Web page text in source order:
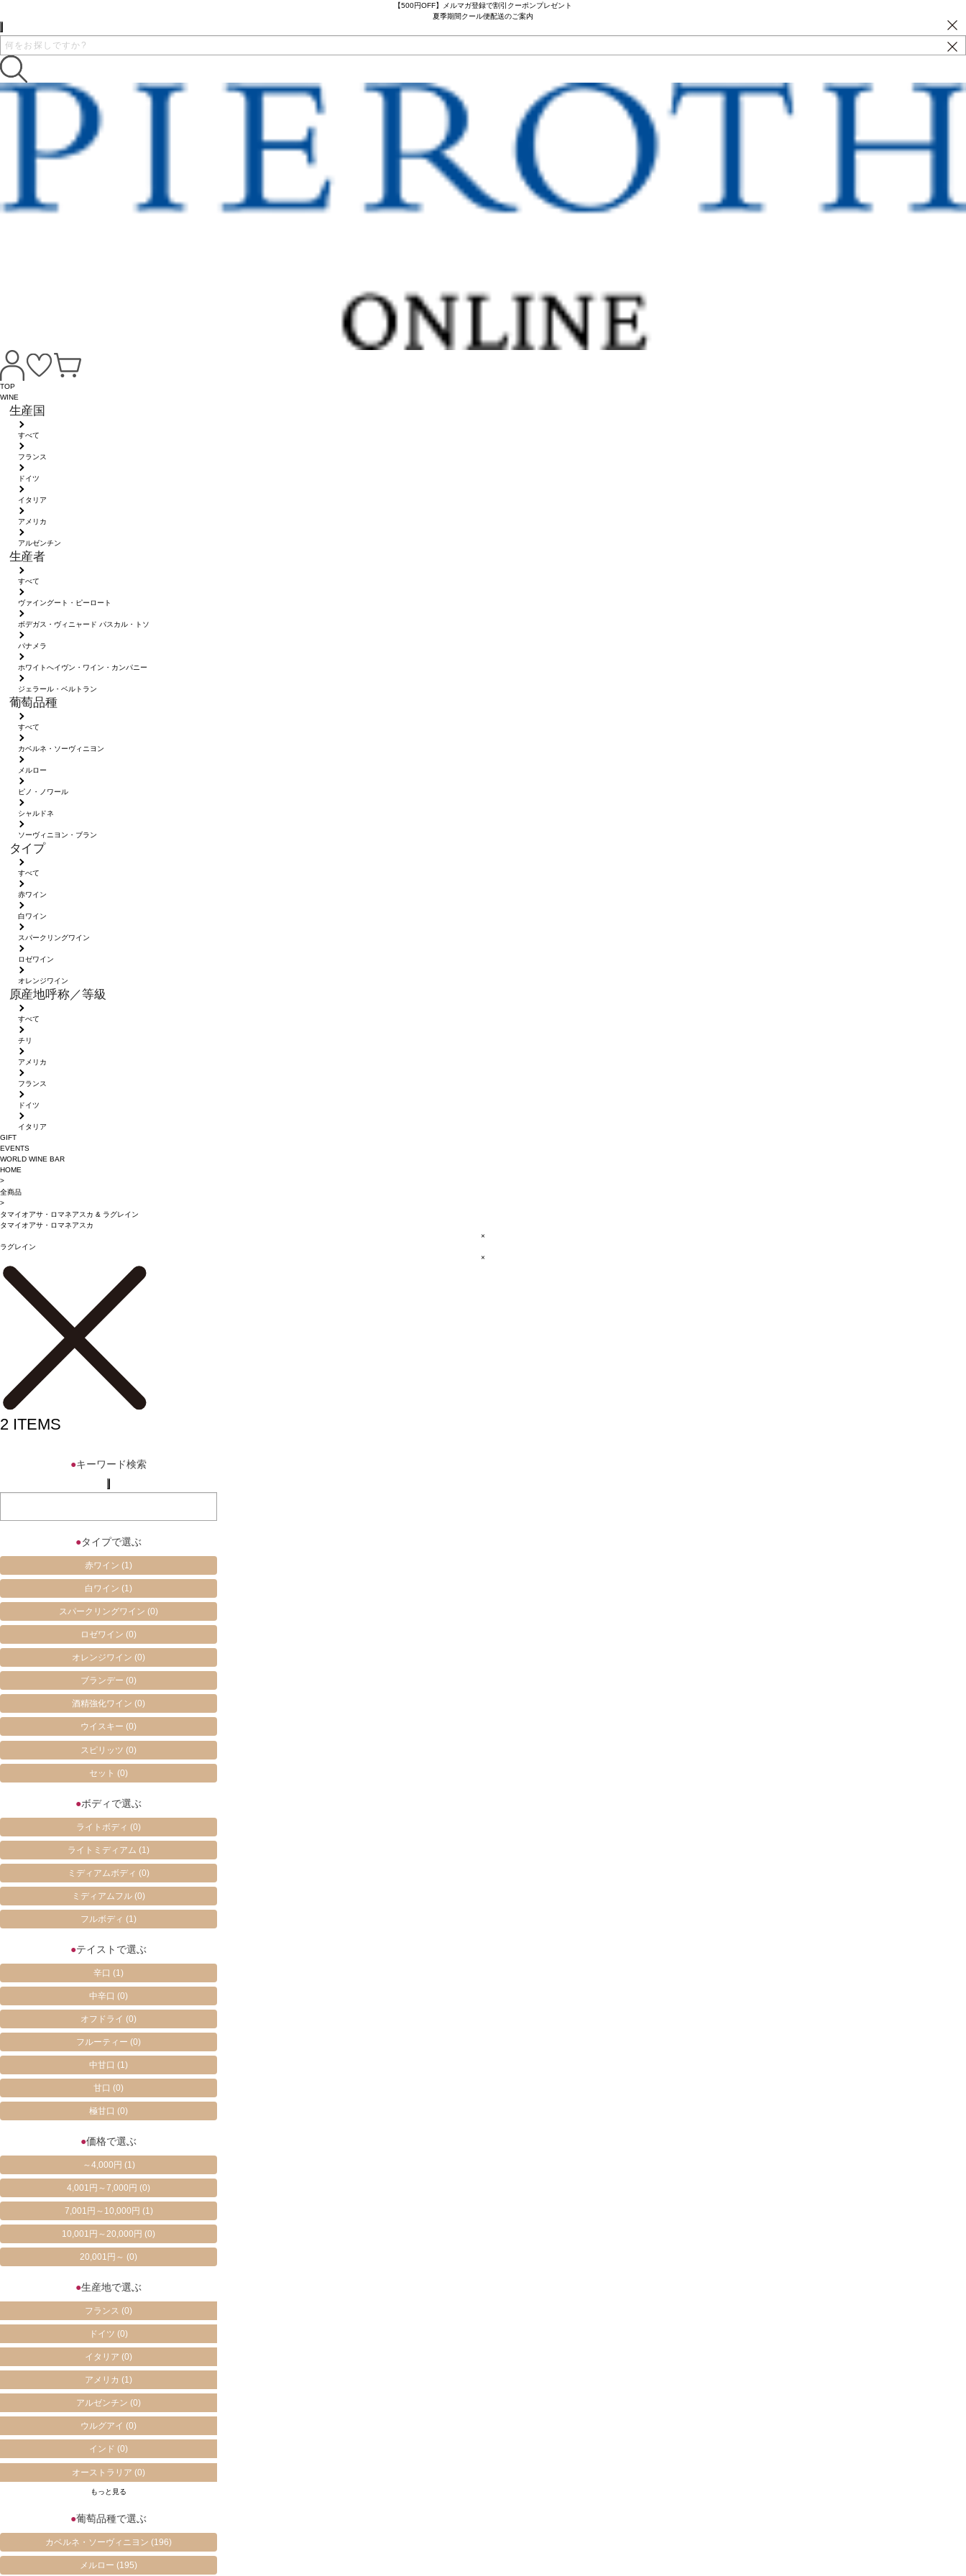
【500円OFF】メルマガ登録で割引クーポンプレゼント
夏季期間クール便配送のご案内
TOP
WINE
生産国
すべて
フランス
ドイツ
イタリア
アメリカ
アルゼンチン
生産者
すべて
ヴァイングート・ピーロート
ボデガス・ヴィニャード パスカル・トソ
パナメラ
ホワイトへイヴン・ワイン・カンパニー
ジェラール・ベルトラン
葡萄品種
すべて
カベルネ・ソーヴィニヨン
メルロー
ピノ・ノワール
シャルドネ
ソーヴィニヨン・ブラン
タイプ
すべて
赤ワイン
白ワイン
スパークリングワイン
ロゼワイン
オレンジワイン
原産地呼称／等級
すべて
チリ
アメリカ
フランス
ドイツ
イタリア
GIFT
EVENTS
WORLD WINE BAR
HOME
>
全商品
>
タマイオアサ・ロマネアスカ & ラグレイン
タマイオアサ・ロマネアスカ
×
ラグレイン
×
2 ITEMS
●キーワード検索
●タイプで選ぶ
赤ワイン(1)
白ワイン(1)
スパークリングワイン(0)
ロゼワイン(0)
オレンジワイン(0)
ブランデー(0)
酒精強化ワイン(0)
ウイスキー(0)
スピリッツ(0)
セット(0)
●ボディで選ぶ
ライトボディ(0)
ライトミディアム(1)
ミディアムボディ(0)
ミディアムフル(0)
フルボディ(1)
●テイストで選ぶ
辛口(1)
中辛口(0)
オフドライ(0)
フルーティー(0)
中甘口(1)
甘口(0)
極甘口(0)
●価格で選ぶ
～4,000円 (1)
4,001円～7,000円(0)
7,001円～10,000円 (1)
10,001円～20,000円(0)
20,001円～(0)
●生産地で選ぶ
フランス(0)
ドイツ(0)
イタリア(0)
アメリカ(1)
アルゼンチン(0)
ウルグアイ(0)
インド(0)
オーストラリア(0)
もっと見る
●葡萄品種で選ぶ
カベルネ・ソーヴィニヨン(196)
メルロー(195)